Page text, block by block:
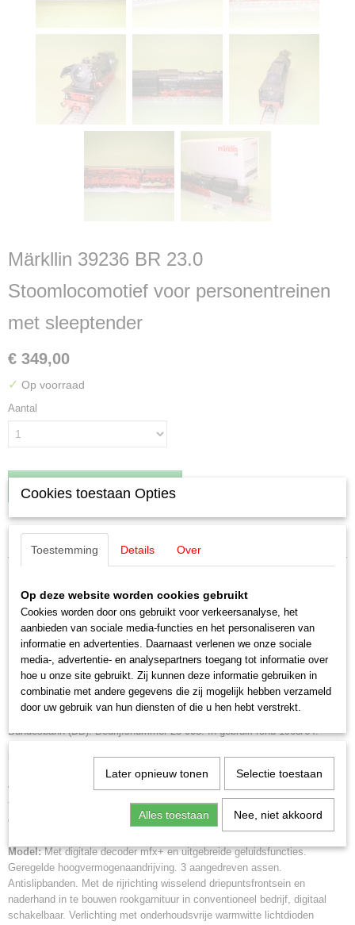
Märkllin 39236 BR 23.0
Stoomlocomotief voor personentreinen
met sleeptender
€ 349,00
✓ Op voorraad
Aantal
IN WINKELWAGEN
Specificaties
EAN code
Productcode leverancier
39236
Aansturing
Digitaal
Staat
Märkllin 39236 BR 23.0
Stoomlocomotief voor
personentreinen met sleeptender
Stoomlocomotief voor personentreinen serie 23.0 van de Deutsche
Bundesbahn (DB). Bedrijfsnummer 23 003. In gebruik rond 1963/64.
In de lichte sneltreindienst
Een echt pronkstuk voor elke modelspoorbaan is deze BR 23. Zijn
voorbeeld bewees zijn waarde met versterkingsdiensten op steile
trajecten. Met zijn fantastische uitrusting en de kleine afstand tussen loc
en tender weerspiegelt hij tijdperk III tot in de puntjes.
Model:Met digitale decoder mfx+ en uitgebreide geluidsfuncties.
Geregelde hoogvermogenaandrijving. 3 aangedreven assen.
Antislipbanden. Met de rijrichting wisselend driepuntsfrontsein en
naderhand in te bouwen rookgarnituur in conventioneel bedrijf, digitaal
schakelbaar. Verlichting met onderhoudsvrije warmwitte lichtdioden
Cookies toestaan Opties
Toestemming Details Over
Op deze website worden cookies gebruikt
Cookies worden door ons gebruikt voor verkeersanalyse, het
aanbieden van sociale media-functies en het personaliseren van
informatie en advertenties. Daarnaast verlenen we onze sociale
media-, advertentie- en analysepartners toegang tot informatie over
hoe u onze site gebruikt. Zij kunnen deze informatie gebruiken in
combinatie met andere gegevens die zij mogelijk hebben verzameld
door uw gebruik van hun diensten of die u hen hebt verstrekt.
Later opnieuw tonen Selectie toestaan
Alles toestaan Nee, niet akkoord